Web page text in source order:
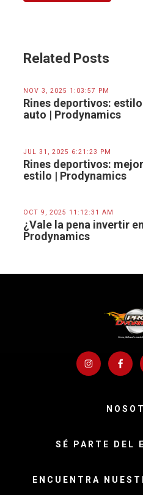
Related Posts
NOV 3, 2025 1:03:57 PM
Rines deportivos:
auto | Prodynamics
JUL 31, 2025 6:21:23 PM
Rines deportivos:
estilo | Prodynamics
OCT 9, 2025 11:12:31 AM
¿Vale la pena invertir
Prodynamics
SÉ PARTE DEL
ENCUENTRA